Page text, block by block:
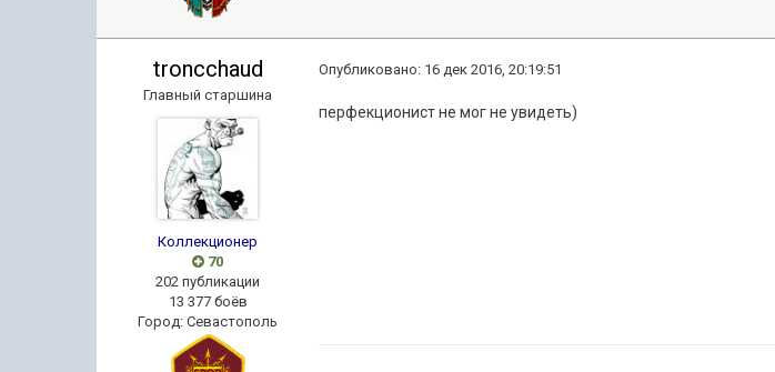
troncchaud
Главный старшина
Коллекционер
70
202 публикации
13 377 боёв
Город:Севастополь
Опубликовано: 16 дек 2016, 20:19:51
перфекционист не мог не увидеть)